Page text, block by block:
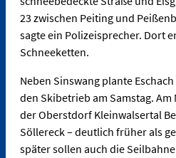
23 zwischen Peiting und
sagte ein Polizeisprecher. Dort
Schneeketten.
Neben Sinswang plante
den Skibetrieb am Samstag.
der Oberstdorf Kleinwalsertal
Söllereck – deutlich früher als
später sollen auch die